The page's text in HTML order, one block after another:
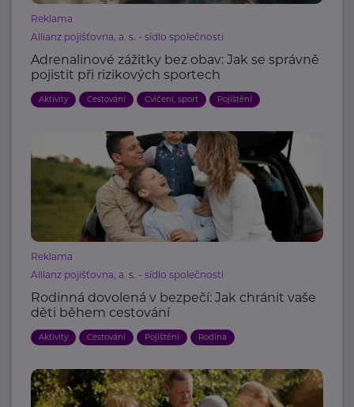
Reklama
Allianz pojišťovna, a. s. - sídlo společnosti
Adrenalinové zážitky bez obav: Jak se správně
pojistit při rizikových sportech
Aktivity Cestování Cvičení, sport Pojištění
Reklama
Allianz pojišťovna, a. s. - sídlo společnosti
Rodinná dovolená v bezpečí: Jak chránit vaše
děti během cestování
Aktivity Cestování Pojištění Rodina